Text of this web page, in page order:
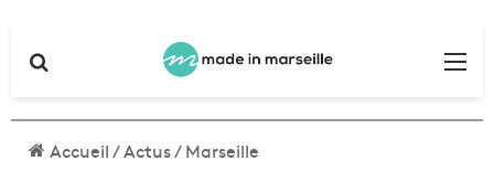
Accueil/Actus/Marseille